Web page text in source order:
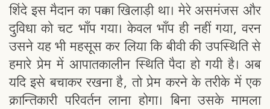
शिंदे इस मैदान का पक्का खिलाड़ी था। मेरे असमंजस और
दुविधा को चट भाँप गया। केवल भाँप ही नहीं गया, वरन
उसने यह भी महसूस कर लिया कि बीवी की उपस्थिति से
हमारे प्रेम में आपातकालीन स्थिति पैदा हो गयी है। अब
यदि इसे बचाकर रखना है, तो प्रेम करने के तरीके में एक
क्रान्तिकारी परिवर्तन लाना होगा। बिना उसके मामला